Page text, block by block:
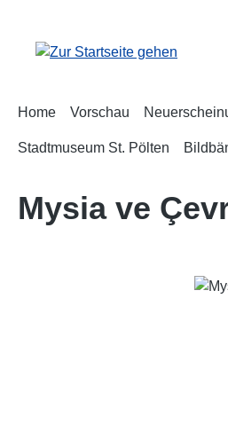
Home Vorschau
Stadtmuseum St. Pölten
Mysia ve